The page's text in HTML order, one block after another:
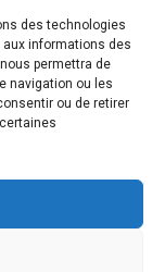
des technologies
informations des
permettra de
navigation ou les
ou de retirer
vous envoyer des
à tout moment
lettre d'information.
réservés - Réalisation :